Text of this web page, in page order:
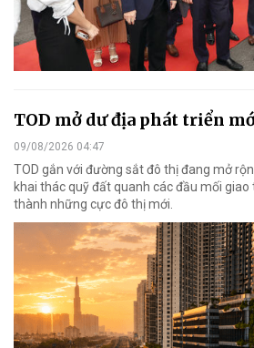
TOD mở dư địa phát triển
09/08/2026 04:47
TOD gắn với đường sắt đô thị đang mở
khai thác quỹ đất quanh các đầu mối
thành những cực đô thị mới.